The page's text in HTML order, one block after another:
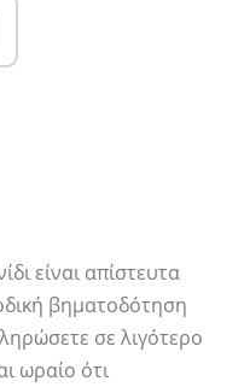
είναι απίστευτα
βηματοδότηση
σε λιγότερο
ωραίο ότι